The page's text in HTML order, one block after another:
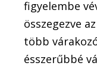
figyelembe
összegezve
több
ésszerűbbé